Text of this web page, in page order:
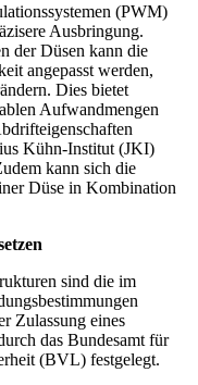
(PWM)
Ausbringung.
der Düsen kann die
angepasst werden,
Dies bietet
Aufwandmengen
Kühn-Institut (JKI)
kann sich die
Düse in Kombination
sind die im
Zulassung eines
das Bundesamt für
(BVL) festgelegt.